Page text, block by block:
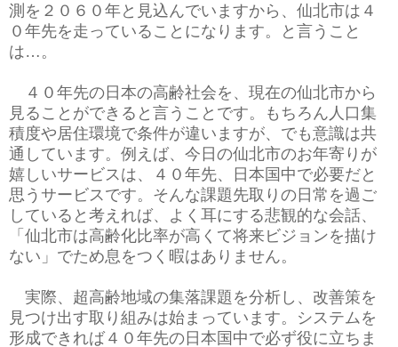
測を２０６０年と見込んでいますから、仙北市は４
０年先を走っていることになります。と言うこと
は…。
４０年先の日本の高齢社会を、現在の仙北市から
見ることができると言うことです。もちろん人口集
積度や居住環境で条件が違いますが、でも意識は共
通しています。例えば、今日の仙北市のお年寄りが
嬉しいサービスは、４０年先、日本国中で必要だと
思うサービスです。そんな課題先取りの日常を過ご
していると考えれば、よく耳にする悲観的な会話、
「仙北市は高齢化比率が高くて将来ビジョンを描け
ない」でため息をつく暇はありません。
実際、超高齢地域の集落課題を分析し、改善策を
見つけ出す取り組みは始まっています。システムを
形成できれば４０年先の日本国中で必ず役に立ちま